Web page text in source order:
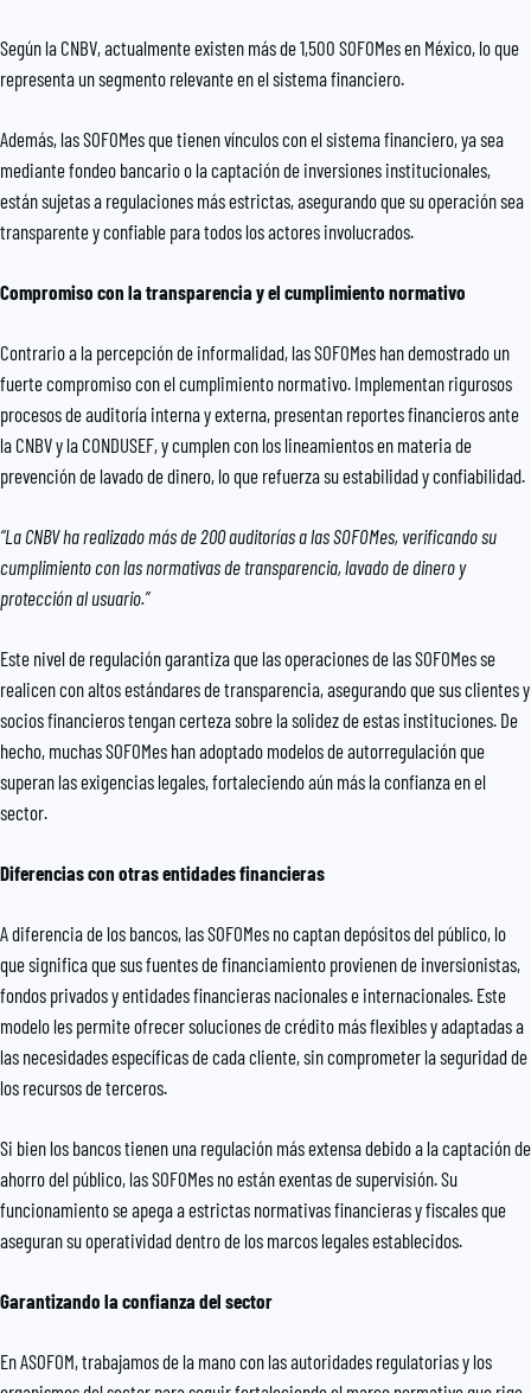
Según la CNBV, actualmente existen más de 1,500 SOFOMes en México, lo que
representa un segmento relevante en el sistema financiero.
Además, las SOFOMes que tienen vínculos con el sistema financiero, ya sea
mediante fondeo bancario o la captación de inversiones institucionales,
están sujetas a regulaciones más estrictas, asegurando que su operación sea
transparente y confiable para todos los actores involucrados.
Compromiso con la transparencia y el cumplimiento normativo
Contrario a la percepción de informalidad, las SOFOMes han demostrado un
fuerte compromiso con el cumplimiento normativo. Implementan rigurosos
procesos de auditoría interna y externa, presentan reportes financieros ante
la CNBV y la CONDUSEF, y cumplen con los lineamientos en materia de
prevención de lavado de dinero, lo que refuerza su estabilidad y confiabilidad.
“La CNBV ha realizado más de 200 auditorías a las SOFOMes, verificando su
cumplimiento con las normativas de transparencia, lavado de dinero y
protección al usuario.”
Este nivel de regulación garantiza que las operaciones de las SOFOMes se
realicen con altos estándares de transparencia, asegurando que sus clientes y
socios financieros tengan certeza sobre la solidez de estas instituciones. De
hecho, muchas SOFOMes han adoptado modelos de autorregulación que
superan las exigencias legales, fortaleciendo aún más la confianza en el
sector.
Diferencias con otras entidades financieras
A diferencia de los bancos, las SOFOMes no captan depósitos del público, lo
que significa que sus fuentes de financiamiento provienen de inversionistas,
fondos privados y entidades financieras nacionales e internacionales. Este
modelo les permite ofrecer soluciones de crédito más flexibles y adaptadas a
las necesidades específicas de cada cliente, sin comprometer la seguridad de
los recursos de terceros.
Si bien los bancos tienen una regulación más extensa debido a la captación de
ahorro del público, las SOFOMes no están exentas de supervisión. Su
funcionamiento se apega a estrictas normativas financieras y fiscales que
aseguran su operatividad dentro de los marcos legales establecidos.
Garantizando la confianza del sector
En ASOFOM, trabajamos de la mano con las autoridades regulatorias y los